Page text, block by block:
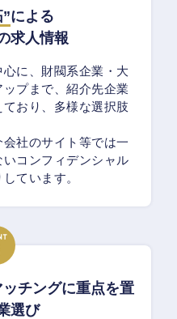
による
求人情報
に、財閥系企業・大
プまで、紹介先企業
おり、多様な選択肢
社のサイト等では一
コンフィデンシャル
ています。
ッチングに重点を置
選び